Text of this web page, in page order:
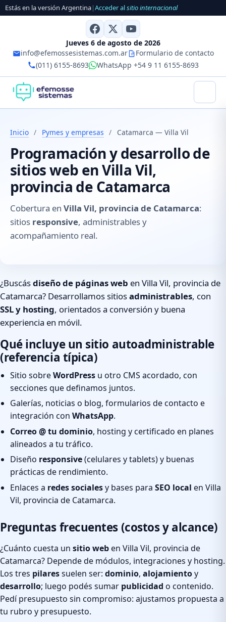
Estás en la versión Argentina|Acceder alsitio internacional
Jueves 6 de agosto de 2026
info@efemossesistemas.com.ar
Formulario de contacto
(011) 6155-8693
WhatsApp +54 9 11 6155-8693
Inicio / Pymes y empresas / Catamarca — Villa Vil
Programación y desarrollo de
sitios web en Villa Vil,
provincia de Catamarca
Cobertura en Villa Vil, provincia de Catamarca:
sitios responsive, administrables y
acompañamiento real.
¿Buscásdiseño de páginas web en Villa Vil, provincia de
Catamarca? Desarrollamos sitiosadministrables, con
SSL y hosting, orientados a conversión y buena
experiencia en móvil.
Qué incluye un sitio autoadministrable
(referencia típica)
Sitio sobreWordPress u otro CMS acordado, con
secciones que definamos juntos.
Galerías, noticias o blog, formularios de contacto e
integración con WhatsApp.
Correo @ tu dominio, hosting y certificado en planes
alineados a tu tráfico.
Diseño responsive(celulares y tablets) y buenas
prácticas de rendimiento.
Enlaces a redes socialesy bases para SEO local en Villa
Vil, provincia de Catamarca.
Preguntas frecuentes (costos y alcance)
¿Cuánto cuesta un sitio weben Villa Vil, provincia de
Catamarca? Depende de módulos, integraciones y hosting.
Los tres pilaressuelen ser: dominio, alojamientoy
desarrollo; luego podés sumar publicidad o contenido.
Pedí presupuesto sin compromiso: ajustamos propuesta a
tu rubro y presupuesto.